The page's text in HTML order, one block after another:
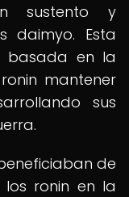
sustento y
daimyo. Esta
basada en la
mantener
sus
de
ronin en la